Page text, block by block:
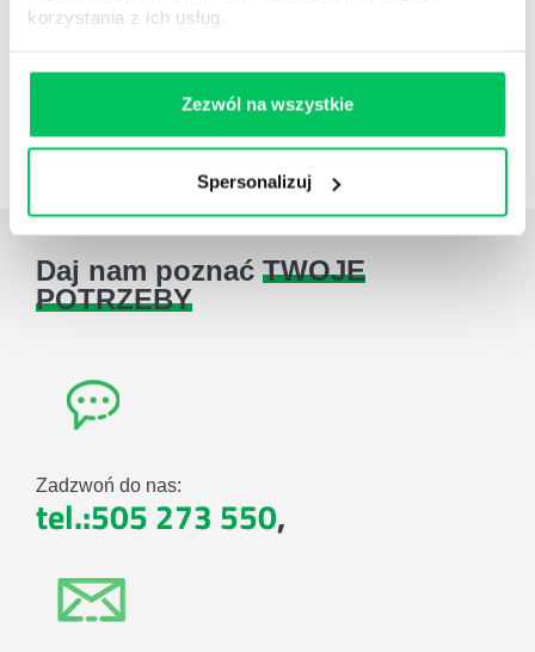
korzystania z ich usług.
Zezwól na wszystkie
Spersonalizuj
Case studies
Zestawienie case studies
Daj nam poznać TWOJE
POTRZEBY
Zadzwoń do nas:
tel.:505 273 550,